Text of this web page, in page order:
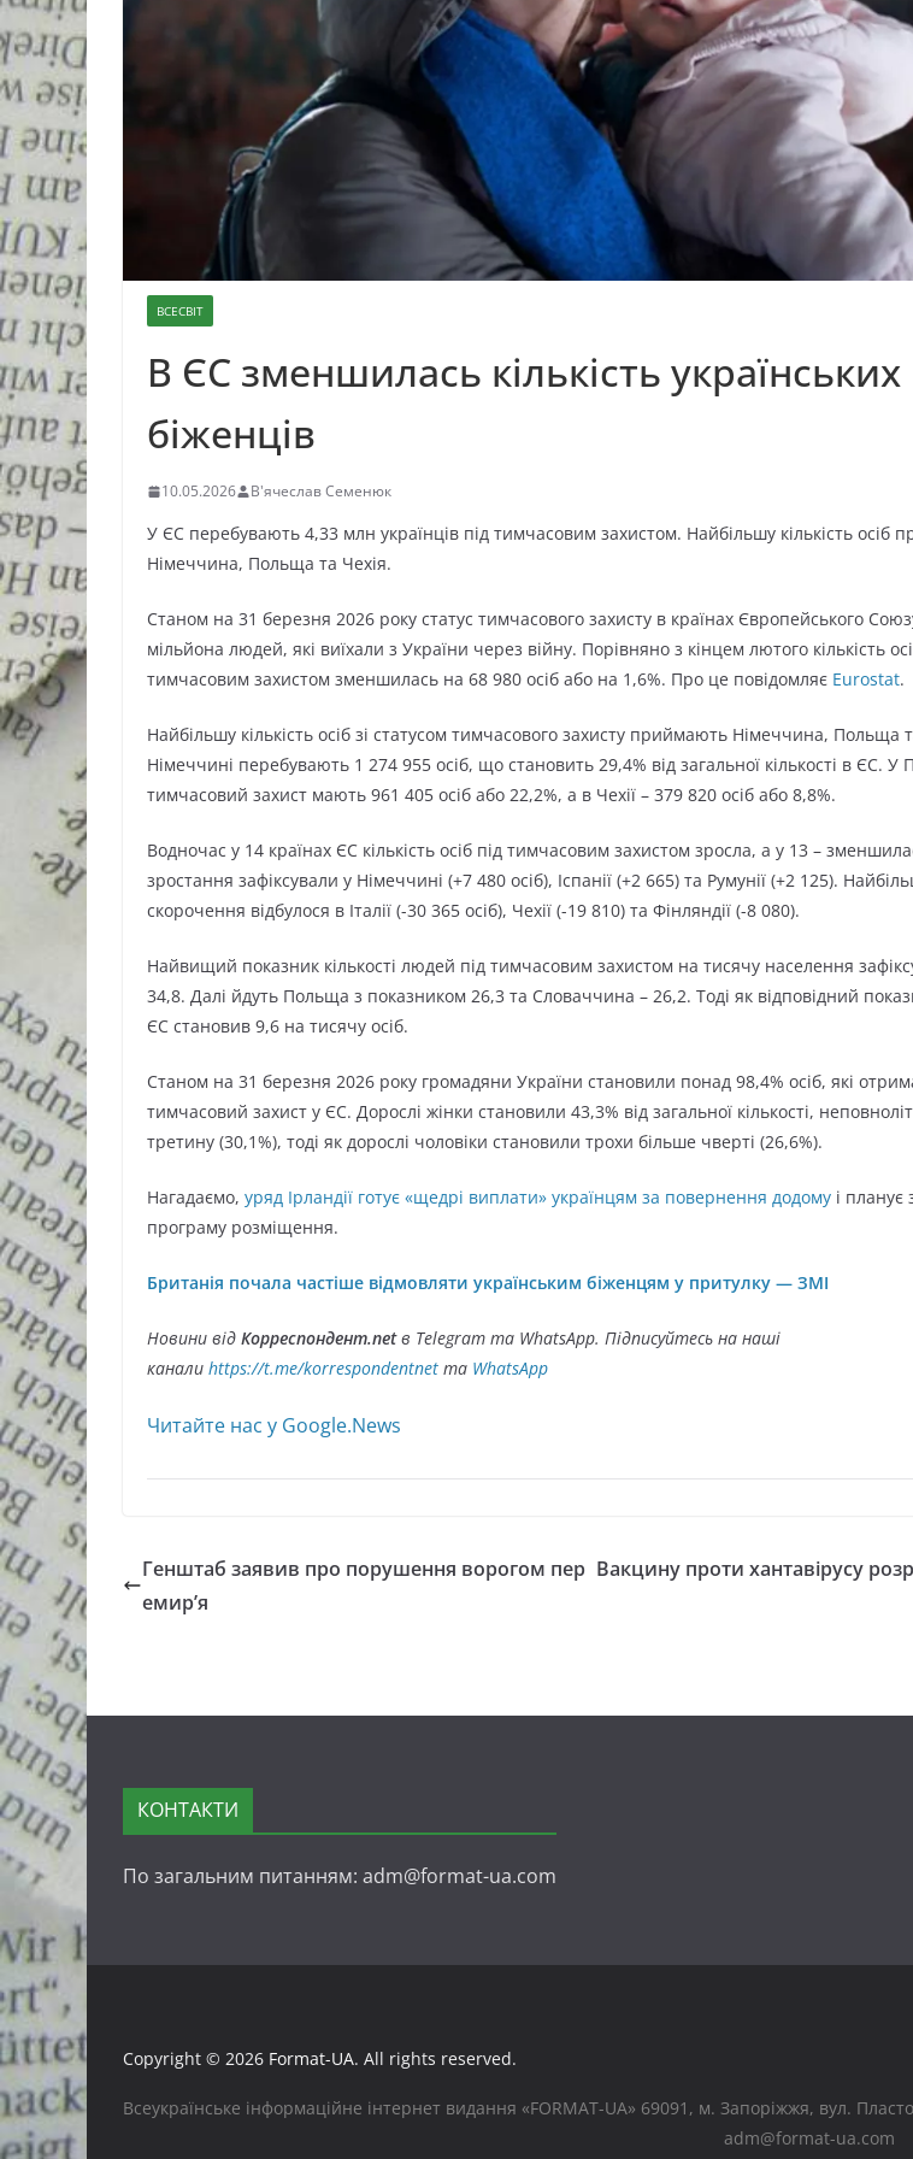
ВСЕСВІТ
В ЄС зменшилась кількість українських
біженців
10.05.2026 В'ячеслав Семенюк
У ЄС перебувають 4,33 млн українців під тимчасовим захистом. Найбільшу кількість осіб
Німеччина, Польща та Чехія.
Станом на 31 березня 2026 року статус тимчасового захисту в країнах Європейського
мільйона людей, які виїхали з України через війну. Порівняно з кінцем лютого кількість
тимчасовим захистом зменшилась на 68 980 осіб або на 1,6%. Про це повідомляє Eurostat.
Найбільшу кількість осіб зі статусом тимчасового захисту приймають Німеччина, Польща
Німеччині перебувають 1 274 955 осіб, що становить 29,4% від загальної кількості в ЄС. У
тимчасовий захист мають 961 405 осіб або 22,2%, а в Чехії – 379 820 осіб або 8,8%.
Водночас у 14 країнах ЄС кількість осіб під тимчасовим захистом зросла, а у 13 –
зростання зафіксували у Німеччині (+7 480 осіб), Іспанії (+2 665) та Румунії (+2 125).
скорочення відбулося в Італії (-30 365 осіб), Чехії (-19 810) та Фінляндії (-8 080).
Найвищий показник кількості людей під тимчасовим захистом на тисячу населення
34,8. Далі йдуть Польща з показником 26,3 та Словаччина – 26,2. Тоді як відповідний
ЄС становив 9,6 на тисячу осіб.
Станом на 31 березня 2026 року громадяни України становили понад 98,4% осіб, які
тимчасовий захист у ЄС. Дорослі жінки становили 43,3% від загальної кількості,
третину (30,1%), тоді як дорослі чоловіки становили трохи більше чверті (26,6%).
Нагадаємо, уряд Ірландії готує «щедрі виплати» українцям за повернення додому і планує
програму розміщення.
Британія почала частіше відмовляти українським біженцям у притулку — ЗМІ
Новини від Корреспондент.netв Telegram та WhatsApp. Підписуйтесь на наші
канали https://t.me/korrespondentnet та WhatsApp
Читайте нас у Google.News
Генштаб заявив про порушення ворогом пер
емир’я
Вакцину проти хантавірусу
КОНТАКТИ
По загальним питанням: adm@format-ua.com
Copyright © 2026 Format-UA. All rights reserved.
Всеукраїнське інформаційне інтернет видання «FORMAT-UA» 69091, м. Запоріжжя, вул.
adm@format-ua.com